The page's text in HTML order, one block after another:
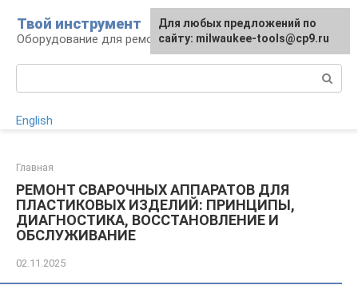
контенту
Твой инструмент
Оборудование для ремонтных работ
English
Главная
РЕМОНТ СВАРОЧНЫХ АППАРАТОВ ДЛЯ
ПЛАСТИКОВЫХ ИЗДЕЛИЙ: ПРИНЦИПЫ,
ДИАГНОСТИКА, ВОССТАНОВЛЕНИЕ И
ОБСЛУЖИВАНИЕ
02.11.2025
Для любых предложений по
сайту: milwaukee-tools@cp9.ru